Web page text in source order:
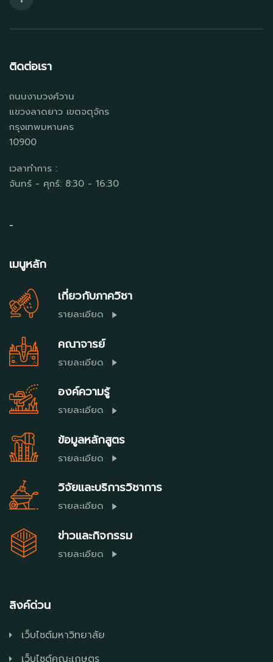
ติดต่อเรา
ถนนงามวงศ์วาน
แขวงลาดยาว เขตจตุจักร
กรุงเทพมหานคร
10900
เวลาทำการ :
จันทร์ - ศุกร์: 8:30 - 16:30
-
เมนูหลัก
เกี่ยวกับภาควิชา
รายละเอียด
คณาจารย์
รายละเอียด
องค์ความรู้
รายละเอียด
ข้อมูลหลักสูตร
รายละเอียด
วิจัยและบริการวิชาการ
รายละเอียด
ข่าวและกิจกรรม
รายละเอียด
ลิงค์ด่วน
เว็บไซต์มหาวิทยาลัย
เว็บไซต์คณะเกษตร